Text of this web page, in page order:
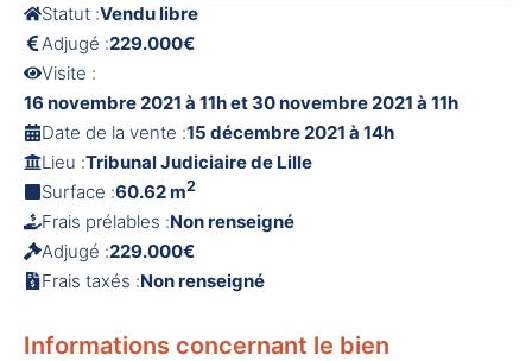
Statut :Vendu libre
Adjugé :229.000€
Visite :
16 novembre 2021 à 11h et 30 novembre 2021 à 11h
Date de la vente :15 décembre 2021 à 14h
Lieu :Tribunal Judiciaire de Lille
Surface :60.62 m2
Frais prélables :Non renseigné
Adjugé :229.000€
Frais taxés :Non renseigné
Informations concernant le bien